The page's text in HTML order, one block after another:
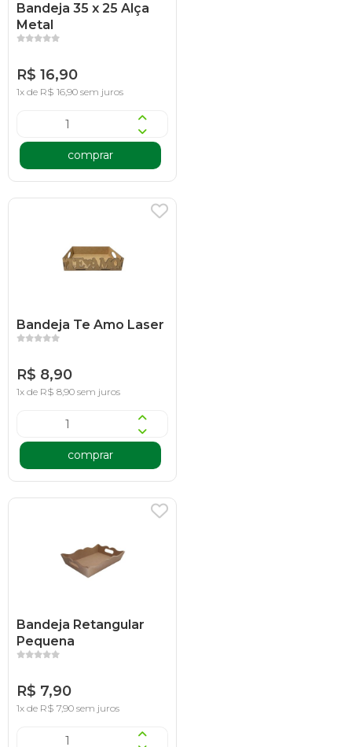
Bandeja 35 x 25 Alça
Metal
R$ 16,90
1x de R$ 16,90 sem juros
comprar
Bandeja Te Amo Laser
R$ 8,90
1x de R$ 8,90 sem juros
comprar
Bandeja Retangular
Pequena
R$ 7,90
1x de R$ 7,90 sem juros